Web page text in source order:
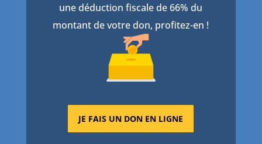
une déduction fiscale de 66% du
montant de votre don, profitez-en !
JE FAIS UN DON EN LIGNE